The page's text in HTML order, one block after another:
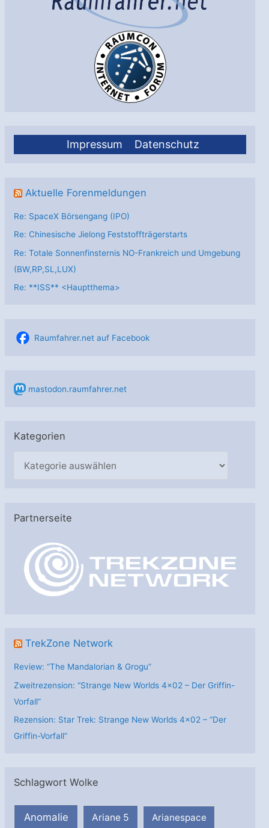
Impressum Datenschutz
Aktuelle Forenmeldungen
Re: SpaceX Börsengang (IPO)
Re: Chinesische Jielong Feststoffträgerstarts
Re: Totale Sonnenfinsternis NO-Frankreich und Umgebung
(BW,RP,SL,LUX)
Re: **ISS** <Hauptthema>
Raumfahrer.net auf Facebook
mastodon.raumfahrer.net
Kategorien
g
Partnerseite
TrekZone Network
Review: “The Mandalorian & Grogu”
Zweitrezension: “Strange New Worlds 4×02 – Der Griffin-
Vorfall”
Rezension: Star Trek: Strange New Worlds 4×02 – “Der
Griffin-Vorfall”
Schlagwort Wolke
Anomalie Ariane 5 Arianespace